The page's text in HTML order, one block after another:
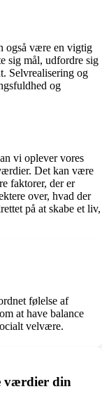
også være en vigtig
sig mål, udfordre sig
Selvrealisering og
og
vi oplever vores
Det kan være
faktorer, der er
over, hvad der
på at skabe et liv,
følelse af
at have balance
velvære.
værdier din